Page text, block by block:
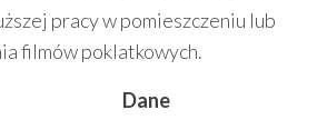
pracy w pomieszczeniu lub
filmów poklatkowych.
Dane